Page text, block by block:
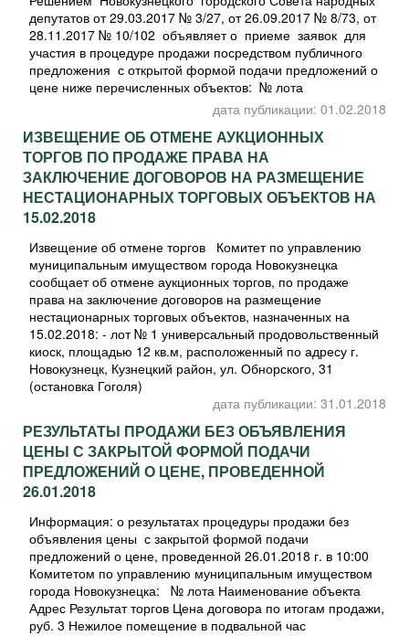
депутатов от 29.03.2017 № 3/27, от 26.09.2017 № 8/73, от
28.11.2017 № 10/102 объявляет о приеме заявок для
участия в процедуре продажи посредством публичного
предложения с открытой формой подачи предложений о
цене ниже перечисленных объектов: № лота
дата публикации: 01.02.2018
ИЗВЕЩЕНИЕ ОБ ОТМЕНЕ АУКЦИОННЫХ
ТОРГОВ ПО ПРОДАЖЕ ПРАВА НА
ЗАКЛЮЧЕНИЕ ДОГОВОРОВ НА РАЗМЕЩЕНИЕ
НЕСТАЦИОНАРНЫХ ТОРГОВЫХ ОБЪЕКТОВ НА
15.02.2018
Извещение об отмене торгов Комитет по управлению
муниципальным имуществом города Новокузнецка
сообщает об отмене аукционных торгов, по продаже
права на заключение договоров на размещение
нестационарных торговых объектов, назначенных на
15.02.2018: - лот № 1 универсальный продовольственный
киоск, площадью 12 кв.м, расположенный по адресу г.
Новокузнецк, Кузнецкий район, ул. Обнорского, 31
(остановка Гоголя)
дата публикации: 31.01.2018
РЕЗУЛЬТАТЫ ПРОДАЖИ БЕЗ ОБЪЯВЛЕНИЯ
ЦЕНЫ С ЗАКРЫТОЙ ФОРМОЙ ПОДАЧИ
ПРЕДЛОЖЕНИЙ О ЦЕНЕ, ПРОВЕДЕННОЙ
26.01.2018
Информация: о результатах процедуры продажи без
объявления цены с закрытой формой подачи
предложений о цене, проведенной 26.01.2018 г. в 10:00
Комитетом по управлению муниципальным имуществом
города Новокузнецка: № лота Наименование объекта
Адрес Результат торгов Цена договора по итогам продажи,
руб. 3 Нежилое помещение в подвальной час